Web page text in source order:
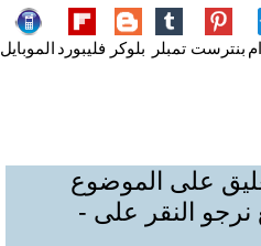
بنترست تمبلر بلوكر فليبورد الموبايل
على الموضوع
نرجو النقر على -